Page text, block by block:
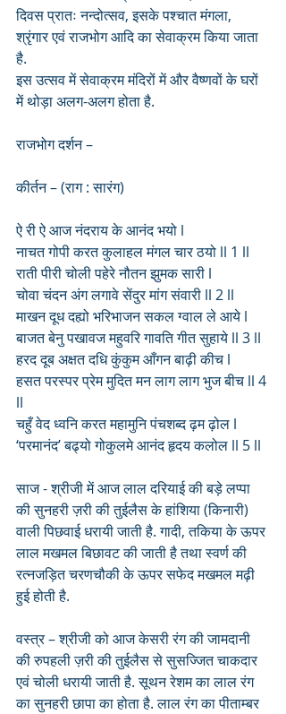
दिवस प्रातः नन्दोत्सव, इसके पश्चात मंगला,
श्रृंगार एवं राजभोग आदि का सेवाक्रम किया जाता
है.
इस उत्सव में सेवाक्रम मंदिरों में और वैष्णवों के घरों
में थोड़ा अलग-अलग होता है.
राजभोग दर्शन –
कीर्तन – (राग : सारंग)
ऐ री ऐ आज नंदराय के आनंद भयो l
नाचत गोपी करत कुलाहल मंगल चार ठयो ll 1 ll
राती पीरी चोली पहेरे नौतन झुमक सारी l
चोवा चंदन अंग लगावे सेंदुर मांग संवारी ll 2 ll
माखन दूध दह्यो भरिभाजन सकल ग्वाल ले आये l
बाजत बेनु पखावज महुवरि गावति गीत सुहाये ll 3 ll
हरद दूब अक्षत दधि कुंकुम आँगन बाढ़ी कीच l
हसत परस्पर प्रेम मुदित मन लाग लाग भुज बीच ll 4
ll
चहुँ वेद ध्वनि करत महामुनि पंचशब्द ढ़म ढ़ोल l
‘परमानंद’ बढ्यो गोकुलमे आनंद हृदय कलोल ll 5 ll
साज - श्रीजी में आज लाल दरियाई की बड़े लप्पा
की सुनहरी ज़री की तुईलैस के हांशिया (किनारी)
वाली पिछवाई धरायी जाती है. गादी, तकिया के ऊपर
लाल मखमल बिछावट की जाती है तथा स्वर्ण की
रत्नजड़ित चरणचौकी के ऊपर सफेद मखमल मढ़ी
हुई होती है.
वस्त्र – श्रीजी को आज केसरी रंग की जामदानी
की रुपहली ज़री की तुईलैस से सुसज्जित चाकदार
एवं चोली धरायी जाती है. सूथन रेशम का लाल रंग
का सुनहरी छापा का होता है. लाल रंग का पीताम्बर